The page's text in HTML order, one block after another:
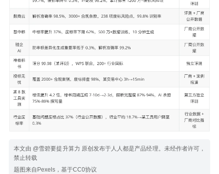
本文由 @雪碧要提升算力 原创发布于人人都是产品经理。未经作者许可，
禁止转载
题图来自Pexels，基于CC0协议